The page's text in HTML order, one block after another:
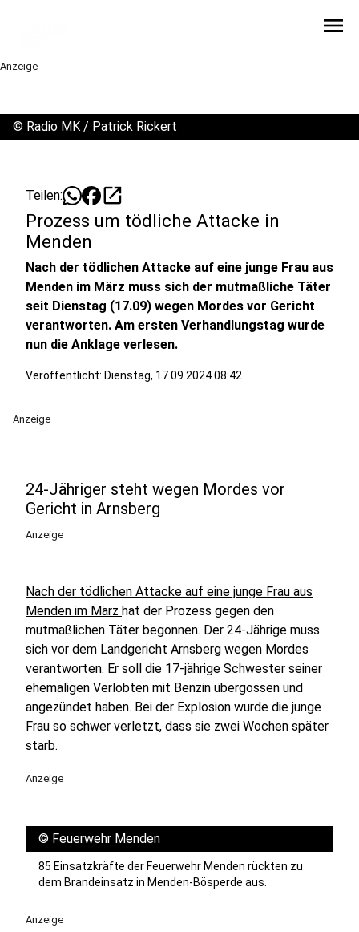
menu
Anzeige
© Radio MK / Patrick Rickert
Teilen: open_in_new
Prozess um tödliche Attacke in
Menden
Nach der tödlichen Attacke auf eine junge Frau aus
Menden im März muss sich der mutmaßliche Täter
seit Dienstag (17.09) wegen Mordes vor Gericht
verantworten. Am ersten Verhandlungstag wurde
nun die Anklage verlesen.
Veröffentlicht: Dienstag, 17.09.2024 08:42
Anzeige
24-Jähriger steht wegen Mordes vor
Gericht in Arnsberg
Anzeige
Nach der tödlichen Attacke auf eine junge Frau aus
Menden im März hat der Prozess gegen den
mutmaßlichen Täter begonnen. Der 24-Jährige muss
sich vor dem Landgericht Arnsberg wegen Mordes
verantworten. Er soll die 17-jährige Schwester seiner
ehemaligen Verlobten mit Benzin übergossen und
angezündet haben. Bei der Explosion wurde die junge
Frau so schwer verletzt, dass sie zwei Wochen später
starb.
Anzeige
© Feuerwehr Menden
85 Einsatzkräfte der Feuerwehr Menden rückten zu
dem Brandeinsatz in Menden-Bösperde aus.
Anzeige